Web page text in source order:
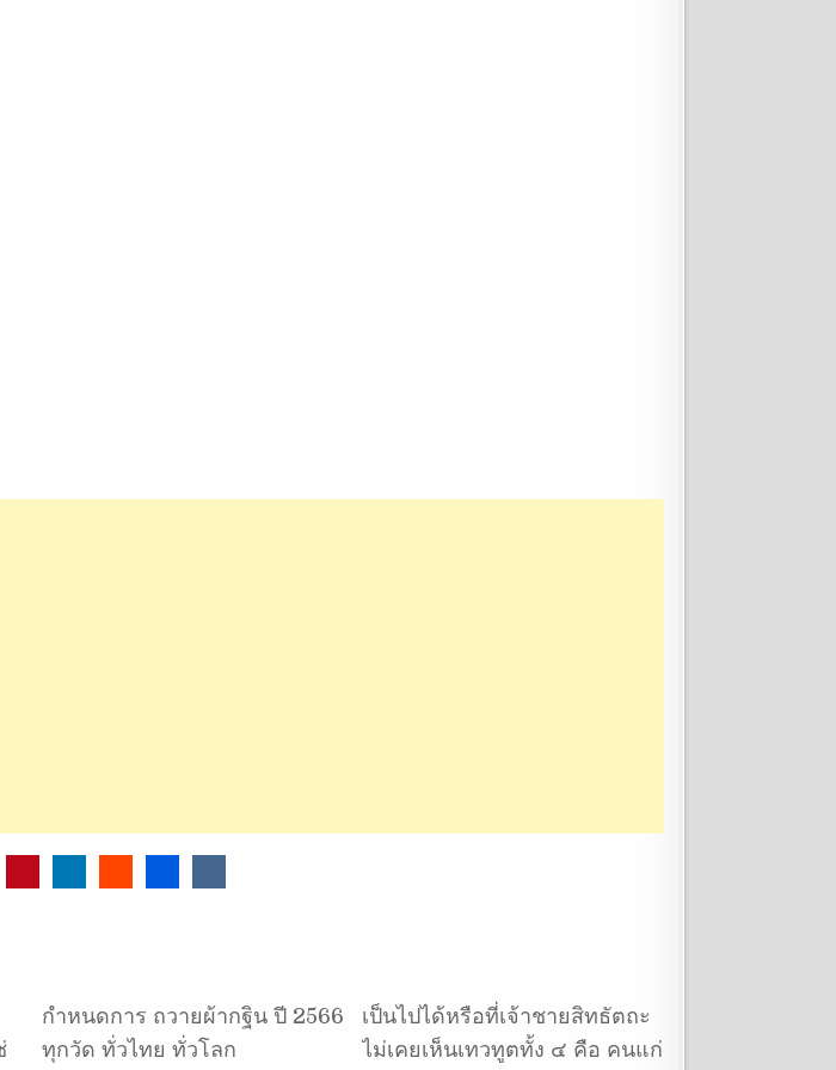
กำหนดการ ถวายผ้ากฐิน ปี 2566
ทุกวัด ทั่วไทย ทั่วโลก
เป็นไปได้หรือที่เจ้าชายสิทธัตถะ
ไม่เคยเห็นเทวทูตทั้ง ๔ คือ คนแก่